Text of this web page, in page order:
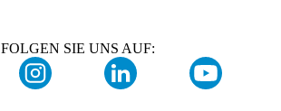
FOLGEN SIE UNS AUF: